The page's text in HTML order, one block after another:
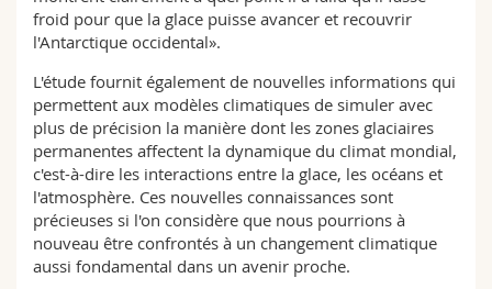
froid pour que la glace puisse avancer et recouvrir
l'Antarctique occidental».
L'étude fournit également de nouvelles informations qui
permettent aux modèles climatiques de simuler avec
plus de précision la manière dont les zones glaciaires
permanentes affectent la dynamique du climat mondial,
c'est-à-dire les interactions entre la glace, les océans et
l'atmosphère. Ces nouvelles connaissances sont
précieuses si l'on considère que nous pourrions à
nouveau être confrontés à un changement climatique
aussi fondamental dans un avenir proche.